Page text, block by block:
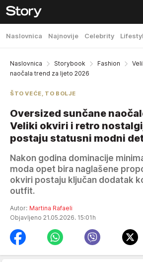
Naslovnica Najnovije Celebrity
Naslovnica Storybook Fashion
naočala trend za ljeto 2026
ŠTO VEĆE, TO BOLJE
Oversized sunčane
Veliki okviri i retro
postaju statusni modni
Nakon godina dominacije
moda opet bira naglašene
okviri postaju ključan dodatak
outfit.
Autor: Martina Rafaeli
Objavljeno 21.05.2026. 15:01h